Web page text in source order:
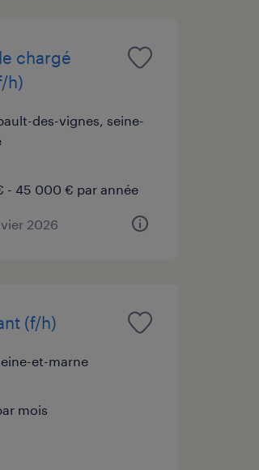
chargé
h)
des-vignes, seine-
- 45 000 € par année
2026
(f/h)
et-marne
mois